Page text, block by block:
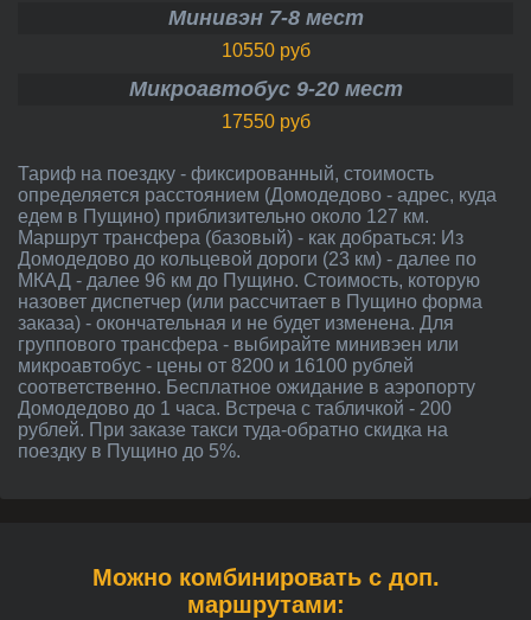
Минивэн 7-8 мест
10550 руб
Микроавтобус 9-20 мест
17550 руб
Тариф на поездку - фиксированный, стоимость
определяется расстоянием (Домодедово - адрес, куда
едем в Пущино) приблизительно около 127 км.
Маршрут трансфера (базовый) - как добраться: Из
Домодедово до кольцевой дороги (23 км) - далее по
МКАД - далее 96 км до Пущино. Стоимость, которую
назовет диспетчер (или рассчитает в Пущино форма
заказа) - окончательная и не будет изменена. Для
группового трансфера - выбирайте минивэен или
микроавтобус - цены от 8200 и 16100 рублей
соответственно. Бесплатное ожидание в аэропорту
Домодедово до 1 часа. Встреча с табличкой - 200
рублей. При заказе такси туда-обратно скидка на
поездку в Пущино до 5%.
Можно комбинировать с доп.
маршрутами: